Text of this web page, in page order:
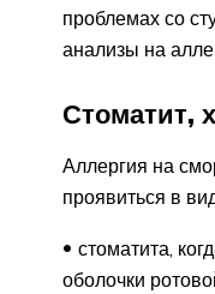
проблемах со
анализы на
Стоматит,
Аллергия на
проявиться в
стоматита,
оболочки